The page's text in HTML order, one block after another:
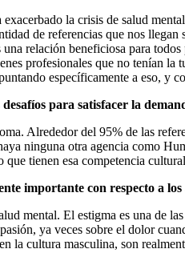
la crisis de salud
de referencias que nos
relación beneficiosa para todos
profesionales que no tenían
específicamente a eso, y
para satisfacer la
Alrededor del 95% de las
ninguna otra agencia como
tienen esa competencia
importante con respecto a
mental. El estigma es una de
ya veces sobre el dolor
la cultura masculina, son